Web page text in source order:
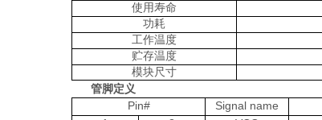
使用寿命
功耗
工作温度
贮存温度
模块尺寸
管脚定义
Pin# Signal name